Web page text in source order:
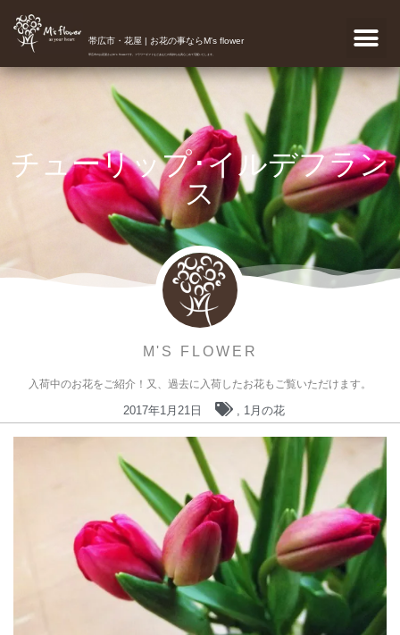
帯広市・花屋 | お花の事ならM's flower
帯広市のお花屋さんM's flowerです。フラワーギフトなどあなたの気持ちを真心こめて宅配いたします。
チューリップ･イルデフラン
ス
M'S FLOWER
入荷中のお花をご紹介！又、過去に入荷したお花もご覧いただけます。
2017年1月21日 , 1月の花